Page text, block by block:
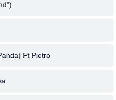
Ft Pietro